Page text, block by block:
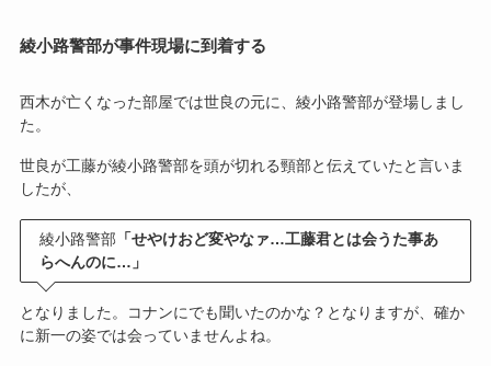
綾小路警部が事件現場に到着する
西木が亡くなった部屋では世良の元に、綾小路警部が登場しまし
た。
世良が工藤が綾小路警部を頭が切れる頸部と伝えていたと言いま
したが、
綾小路警部 「せやけおど変やなァ…工藤君とは会うた事あ
らへんのに…」
となりました。コナンにでも聞いたのかな？となりますが、確か
に新一の姿では会っていませんよね。